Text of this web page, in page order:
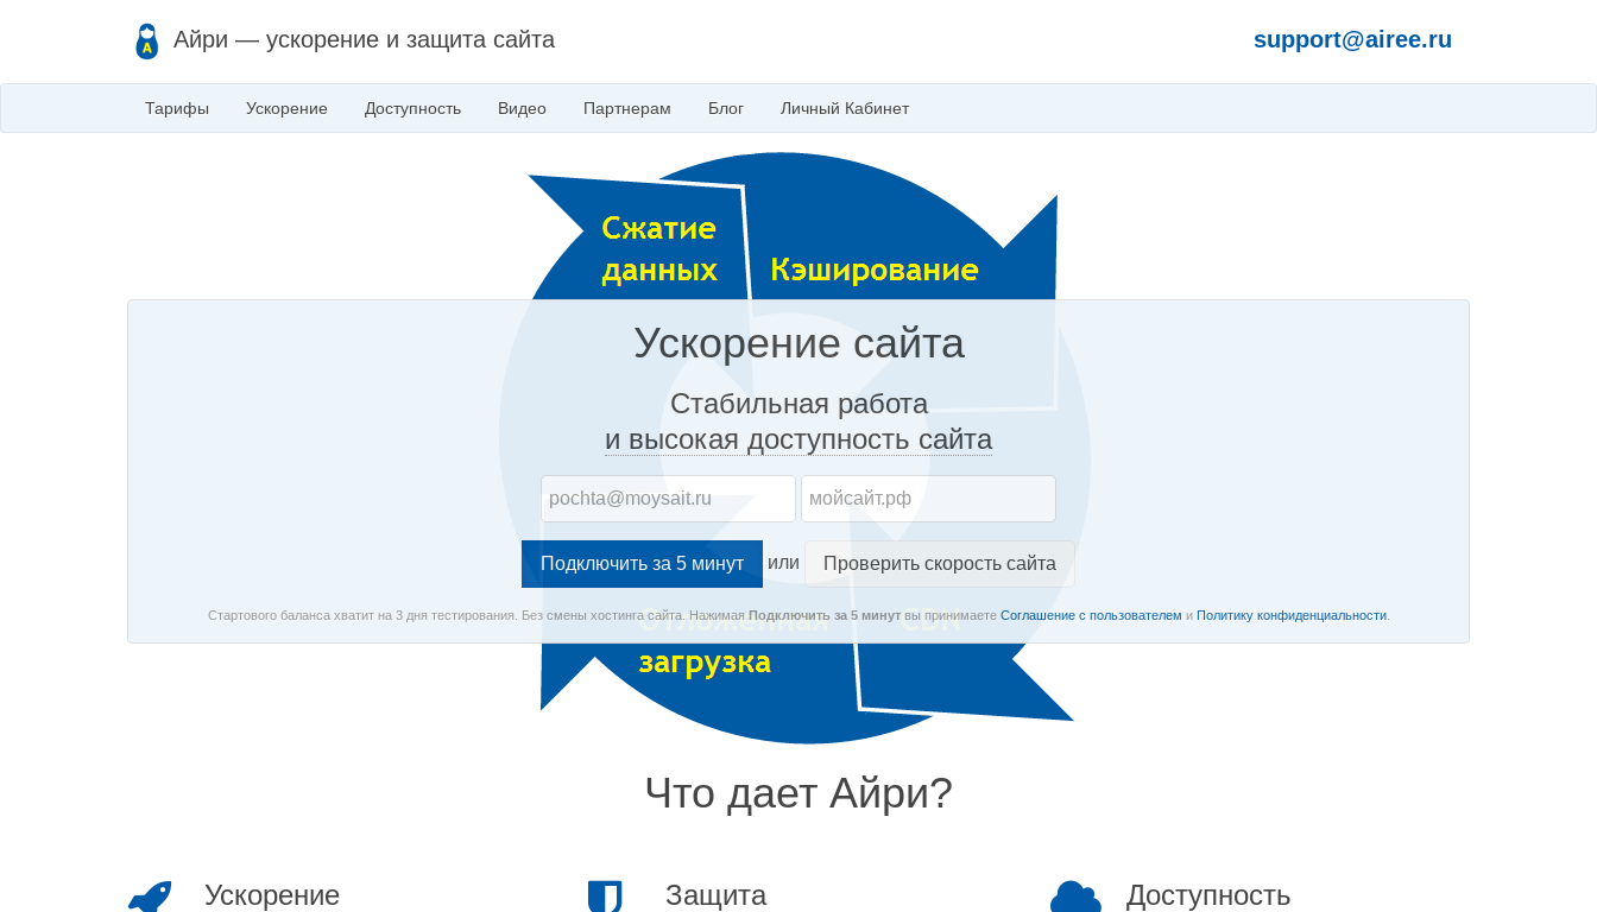
Айри — ускорение и защита сайта support@airee.ru
Тарифы Ускорение Доступность Видео Партнерам Блог Личный Кабинет
Ускорение сайта
Стабильная работа
и высокая доступность сайта
или Проверить скорость сайта
Стартового баланса хватит на 3 дня тестирования. Без смены хостинга сайта. Нажимая Подключить за 5 минутвы принимаете Соглашение с пользователем и Политику конфиденциальности.
Что дает Айри?
Ускорение Защита Доступность